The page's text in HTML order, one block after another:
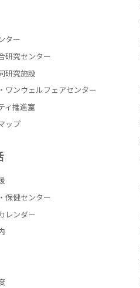
ター
研究センター
研究施設
ワンウェルフェアセンター
ィ推進室
ップ
保健センター
レンダー